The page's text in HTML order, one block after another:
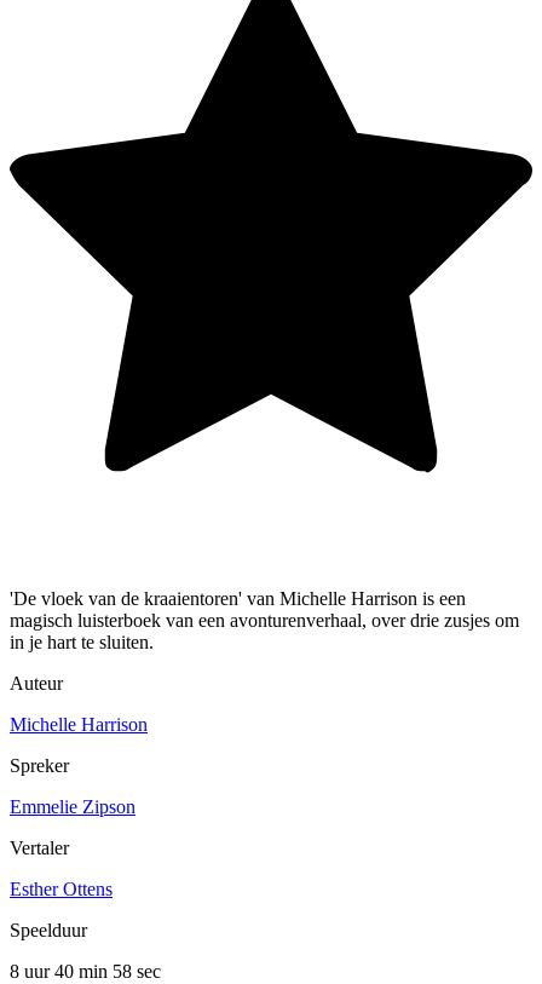
'De vloek van de kraaientoren' van Michelle Harrison is een
magisch luisterboek van een avonturenverhaal, over drie zusjes om
in je hart te sluiten.
Auteur
Michelle Harrison
Spreker
Emmelie Zipson
Vertaler
Esther Ottens
Speelduur
8 uur 40 min 58 sec